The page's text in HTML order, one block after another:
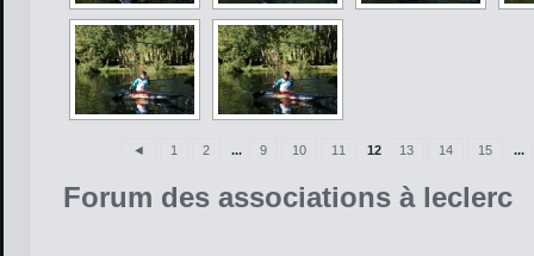
◄ 1 2 ... 9 10 11 12 13 14 15 ...
Forum des associations à leclerc